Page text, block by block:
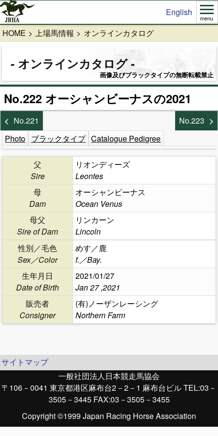
English
menu
HOME 上場馬情報 オンラインカタログ
オンラインカタログ
画像及びブラックタイプの無断転載禁止
No.222 オーシャンビーナスの2021
No.221
No.223
Photo ブラックタイプ Catalogue Pedigree
父
Sire
リオンディーズ
Leontes
母
Dam
オーシャンビーナス
Ocean Venus
母父
Sire of Dam
リンカーン
Lincoln
性別／毛色
Sex／Color
めす／鹿
f.／Bay.
生年月日
Date of Birth
2021/01/27
Jan 27 ,2021
販売者
Consigner
(有)ノーザンレーシング
Northern Farm
サイトマップ
一般社団法人日本競走馬協会
〒106－0041 東京都港区麻布台2－2－1 麻布台ビル TEL:03－
3505－3445 FAX:03－3505－3455
Copyright ©1999 Japan Racing Horse Association